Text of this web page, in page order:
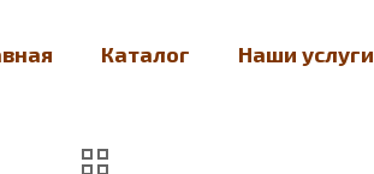
Каталог Наши услуги